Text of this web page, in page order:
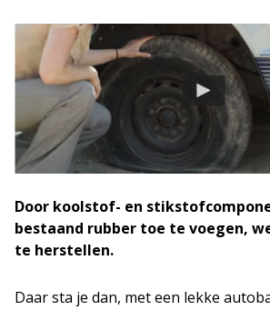
Door koolstof- en
bestaand rubber toe te voegen,
te herstellen.
Daar sta je dan, met een lekke